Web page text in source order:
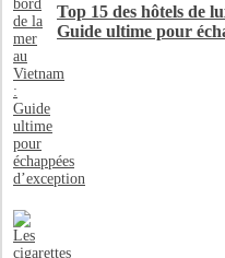
Top 15 des hôtels de
Guide ultime pour